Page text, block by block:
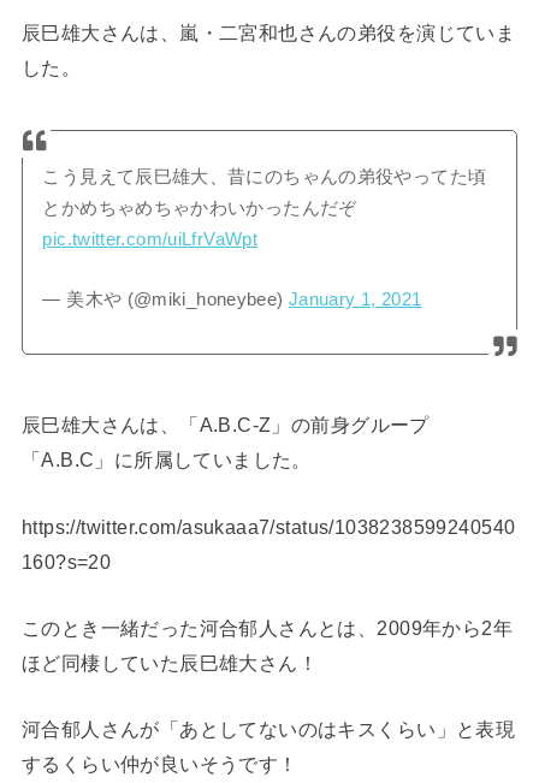
辰巳雄大さんは、嵐・二宮和也さんの弟役を演じていま
した。
こう見えて辰巳雄大、昔にのちゃんの弟役やってた頃
とかめちゃめちゃかわいかったんだぞ
pic.twitter.com/uiLfrVaWpt
— 美木や (@miki_honeybee) January 1, 2021
辰巳雄大さんは、「A.B.C-Z」の前身グループ
「A.B.C」に所属していました。
https://twitter.com/asukaaa7/status/1038238599240540
160?s=20
このとき一緒だった河合郁人さんとは、2009年から2年
ほど同棲していた辰巳雄大さん！
河合郁人さんが「あとしてないのはキスくらい」と表現
するくらい仲が良いそうです！